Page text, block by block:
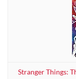
Stranger Things: